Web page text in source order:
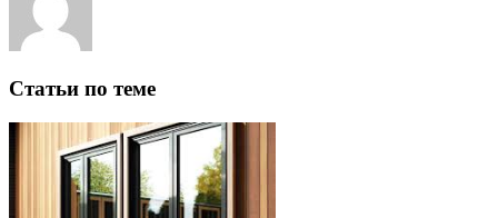
Статьи по теме